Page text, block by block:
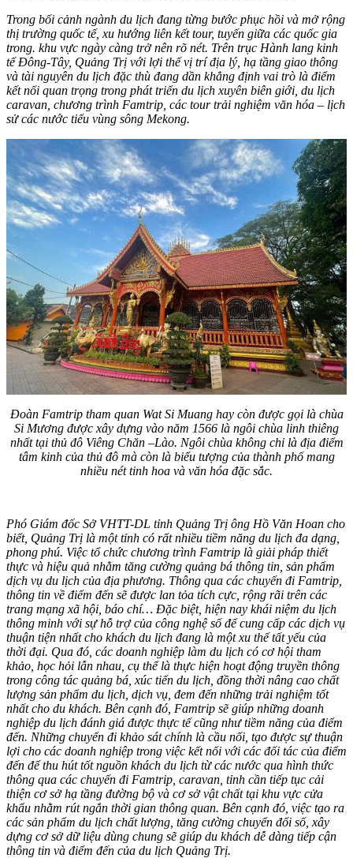
Trong bối cảnh ngành du lịch đang từng bước phục hồi và mở rộng
thị trường quốc tế, xu hướng liên kết tour, tuyến giữa các quốc gia
trong. khu vực ngày càng trở nên rõ nét. Trên trục Hành lang kinh
tế Đông-Tây, Quảng Trị với lợi thế vị trí địa lý, hạ tầng giao thông
và tài nguyên du lịch đặc thù đang dần khẳng định vai trò là điểm
kết nối quan trọng trong phát triển du lịch xuyên biên giới, du lịch
caravan, chương trình Famtrip, các tour trải nghiệm văn hóa – lịch
sử các nước tiểu vùng sông Mekong.
Đoàn Famtrip tham quan Wat Si Muang hay còn được gọi là chùa
Si Mương được xây dựng vào năm 1566 là ngôi chùa linh thiêng
nhất tại thủ đô Viêng Chăn –Lào. Ngôi chùa không chỉ là địa điểm
tâm kinh của thủ đô mà còn là biểu tượng của thành phố mang
nhiều nét tinh hoa và văn hóa đặc sắc.
Phó Giám đốc Sở VHTT-DL tỉnh Quảng Trị ông Hồ Văn Hoan cho
biết, Quảng Trị là một tỉnh có rất nhiều tiềm năng du lịch đa dạng,
phong phú. Việc tổ chức chương trình Famtrip là giải pháp thiết
thực và hiệu quả nhằm tăng cường quảng bá thông tin, sản phẩm
dịch vụ du lịch của địa phương. Thông qua các chuyến đi Famtrip,
thông tin về điểm đến sẽ được lan tỏa tích cực, rộng rãi trên các
trang mạng xã hội, báo chí… Đặc biệt, hiện nay khái niệm du lịch
thông minh với sự hỗ trợ của công nghệ số để cung cấp các dịch vụ
thuận tiện nhất cho khách du lịch đang là một xu thế tất yếu của
thời đại. Qua đó, các doanh nghiệp làm du lịch có cơ hội tham
khảo, học hỏi lẫn nhau, cụ thể là thực hiện hoạt động truyền thông
trong công tác quảng bá, xúc tiến du lịch, đồng thời nâng cao chất
lượng sản phẩm du lịch, dịch vụ, đem đến những trải nghiệm tốt
nhất cho du khách. Bên cạnh đó, Famtrip sẽ giúp những doanh
nghiệp du lịch đánh giá được thực tế cũng như tiềm năng của điểm
đến. Những chuyến đi khảo sát chính là cầu nối, tạo được sự thuận
lợi cho các doanh nghiệp trong việc kết nối với các đối tác của điểm
đến để thu hút tốt nguồn khách du lịch từ các nước qua hình thức
thông qua các chuyến đi Famtrip, caravan, tỉnh cần tiếp tục cải
thiện cơ sở hạ tầng đường bộ và cơ sở vật chất tại khu vực cửa
khẩu nhằm rút ngắn thời gian thông quan. Bên cạnh đó, việc tạo ra
các sản phẩm du lịch chất lượng, tăng cường chuyển đổi số, xây
dựng cơ sở dữ liệu dùng chung sẽ giúp du khách dễ dàng tiếp cận
thông tin và điểm đến của du lịch Quảng Trị.